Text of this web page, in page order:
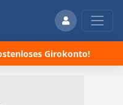
Girokonto!